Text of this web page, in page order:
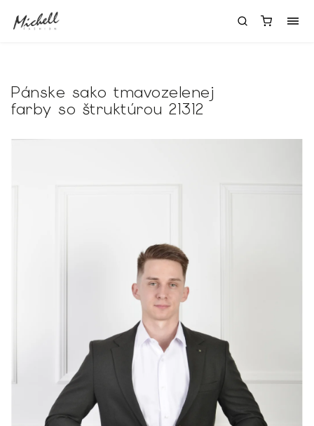
Pánske sako tmavozelenej
farby so štruktúrou 21312